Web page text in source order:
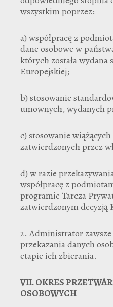
wszystkim poprzez:
a) współpracę z
dane osobowe w
których została wydana
Europejskiej;
b) stosowanie
umownych, wydanych
c) stosowanie
zatwierdzonych przez
d) w razie
współpracę z
programie Tarcza
zatwierdzonym decyzją
2. Administrator
przekazania danych
etapie ich zbierania.
VII.OKRES
OSOBOWYCH